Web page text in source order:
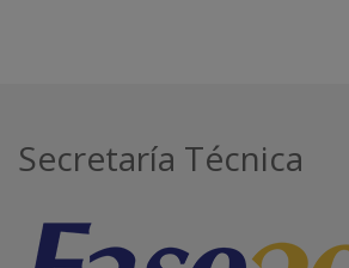
Secretaría Técnica